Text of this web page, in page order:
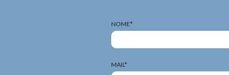
NOME*
MAIL*